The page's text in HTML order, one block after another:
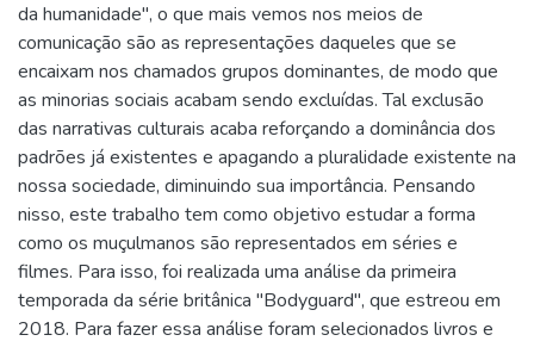
da humanidade", o que mais vemos nos meios de
comunicação são as representações daqueles que se
encaixam nos chamados grupos dominantes, de modo que
as minorias sociais acabam sendo excluídas. Tal exclusão
das narrativas culturais acaba reforçando a dominância dos
padrões já existentes e apagando a pluralidade existente na
nossa sociedade, diminuindo sua importância. Pensando
nisso, este trabalho tem como objetivo estudar a forma
como os muçulmanos são representados em séries e
filmes. Para isso, foi realizada uma análise da primeira
temporada da série britânica "Bodyguard", que estreou em
2018. Para fazer essa análise foram selecionados livros e